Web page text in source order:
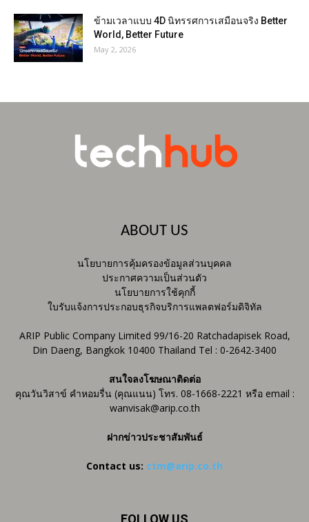
ข้ามเวลาแบบ 4D นิทรรศการเสมือนจริง Better
World, Better Future
May 2, 2026
ABOUT US
นโยบายการคุ้มครองข้อมูลส่วนบุคคล
ประกาศความเป็นส่วนตัว
นโยบายการใช้คุกกี้
ใบรับแจ้งการประกอบธุรกิจบริการแพลตฟอร์มดิจิทัล
ARIP Public Company Limited 99/16-20 Ratchadapisek Road,
Din Daeng, Bangkok 10400 Thailand Tel : 0-2642-3400
สนใจลงโฆษณาติดต่อ
คุณวันวิสาข์ คำหอมรื่น (คุณแนน) โทร. 08-1668-2221 หรือ email :
wanvisak@arip.co.th
ฝากข่าวประชาสัมพันธ์
Contact us: ctm@arip.co.th